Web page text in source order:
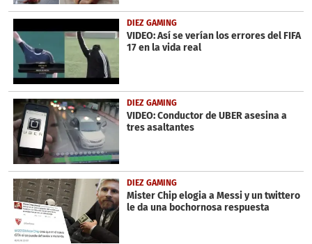
DIEZ GAMING
VIDEO: Así se verían los errores del FIFA
17 en la vida real
DIEZ GAMING
VIDEO: Conductor de UBER asesina a
tres asaltantes
DIEZ GAMING
Mister Chip elogia a Messi y un twittero
le da una bochornosa respuesta